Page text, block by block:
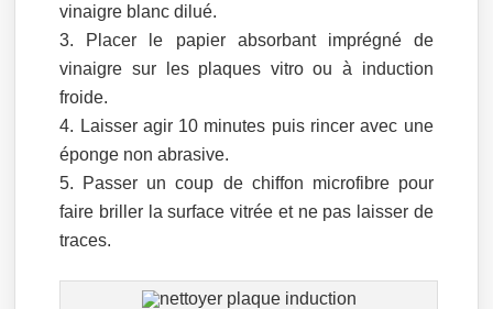
vinaigre blanc dilué.
Placer le papier absorbant imprégné de
vinaigre sur les plaques vitro ou à induction
froide.
Laisser agir 10 minutes puis rincer avec une
éponge non abrasive.
Passer un coup de chiffon microfibre pour
faire briller la surface vitrée et ne pas laisser de
traces.